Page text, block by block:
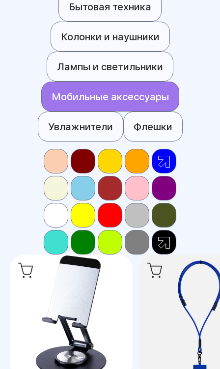
Бытовая техника
Колонки и наушники
Лампы и светильники
Мобильные аксессуары
Увлажнители Флешки